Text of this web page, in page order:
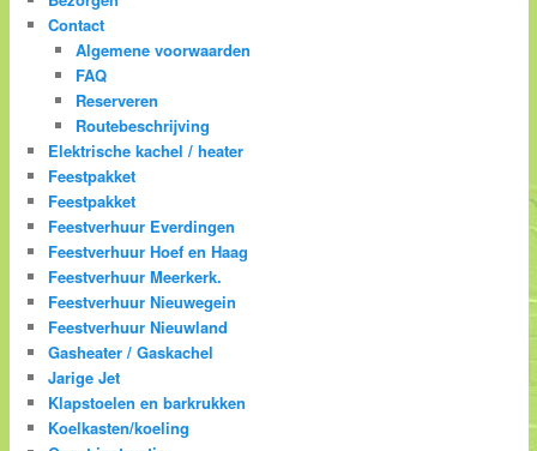
Contact
Algemene voorwaarden
FAQ
Reserveren
Routebeschrijving
Elektrische kachel / heater
Feestpakket
Feestpakket
Feestverhuur Everdingen
Feestverhuur Hoef en Haag
Feestverhuur Meerkerk.
Feestverhuur Nieuwegein
Feestverhuur Nieuwland
Gasheater / Gaskachel
Jarige Jet
Klapstoelen en barkrukken
Koelkasten/koeling